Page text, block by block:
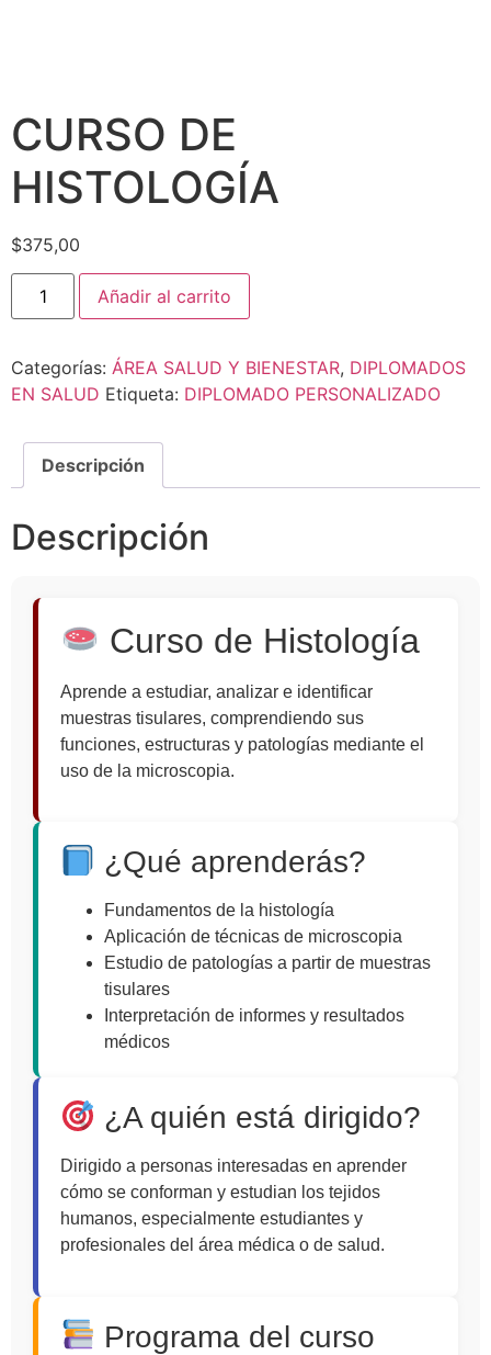
CURSO DE
HISTOLOGÍA
$375,00
Añadir al carrito
Categorías: ÁREA SALUD Y BIENESTAR, DIPLOMADOS
EN SALUD Etiqueta: DIPLOMADO PERSONALIZADO
Descripción
Descripción
Curso de Histología
Aprende a estudiar, analizar e identificar
muestras tisulares, comprendiendo sus
funciones, estructuras y patologías mediante el
uso de la microscopia.
¿Qué aprenderás?
Fundamentos de la histología
Aplicación de técnicas de microscopia
Estudio de patologías a partir de muestras
tisulares
Interpretación de informes y resultados
médicos
¿A quién está dirigido?
Dirigido a personas interesadas en aprender
cómo se conforman y estudian los tejidos
humanos, especialmente estudiantes y
profesionales del área médica o de salud.
Programa del curso